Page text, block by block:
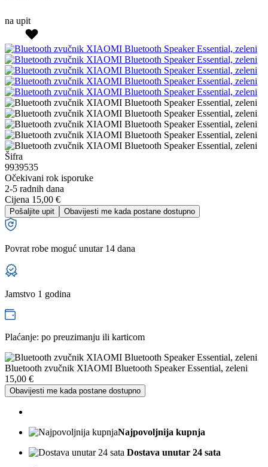
na upit
Šifra
9939535
Očekivani rok isporuke
2-5 radnih dana
Cijena 15,00 €
Pošaljite upit Obavijesti me kada postane dostupno
Povrat robe moguć unutar 14 dana
Jamstvo 1 godina
Plaćanje: po preuzimanju ili karticom
Bluetooth zvučnik XIAOMI Bluetooth Speaker Essential, zeleni
15,00 €
Obavijesti me kada postane dostupno
Najpovoljnija kupnja
Dostava unutar 24 sata